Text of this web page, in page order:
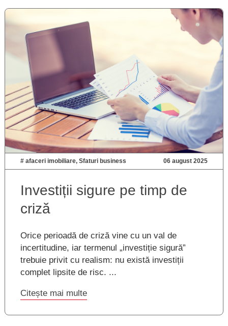
# afaceri imobiliare, Sfaturi business 06 august 2025
Investiții sigure pe timp de
criză
Orice perioadă de criză vine cu un val de
incertitudine, iar termenul „investiție sigură”
trebuie privit cu realism: nu există investiții
complet lipsite de risc. ...
Citește mai multe